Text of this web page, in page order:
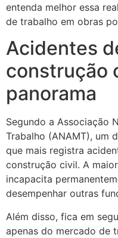
entenda melhor essa
de trabalho em obras
Acidentes
construção
panorama
Segundo a Associação
Trabalho (ANAMT), um
que mais registra
construção civil. A
incapacita
desempenhar outras
Além disso, fica em
apenas do mercado de